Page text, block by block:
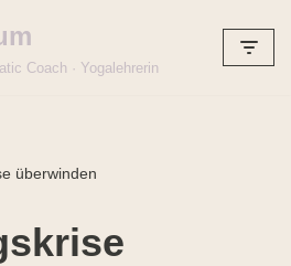
Coach · Yogalehrerin
überwinden